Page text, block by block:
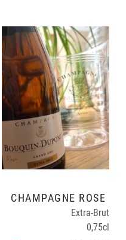
CHAMPAGNE ROSÉ
Extra-Brut
0,75cl